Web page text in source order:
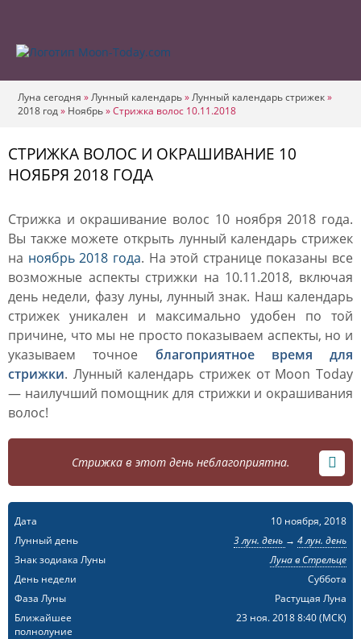
Луна сегодня »Лунный календарь»Лунный календарь стрижек»
2018 год» Ноябрь»Стрижка волос 10.11.2018
СТРИЖКА ВОЛОС И ОКРАШИВАНИЕ 10
НОЯБРЯ 2018 ГОДА
Стрижка и окрашивание волос 10 ноября 2018 года.
Вы также можете открыть лунный календарь стрижек
на ноябрь 2018 года. На этой странице показаны все
возможные аспекты стрижки на 10.11.2018, включая
день недели, фазу луны, лунный знак. Наш календарь
стрижек уникален и максимально удобен по той
причине, что мы не просто показываем аспекты, но и
указываем точное благоприятное время для
стрижки. Лунный календарь стрижек от Moon Today
— наилучший помощник для стрижки и окрашивания
волос!
Стрижка в этот день неблагоприятна.
Дата
10 ноября, 2018
Лунный день
3 лун. день → 4 лун. день
Знак зодиака Луны
Луна в Стрельце
День недели
Суббота
Фаза Луны
Растущая Луна
Ближайшее
полнолуние
23 ноя. 2018 8:40(МСК)